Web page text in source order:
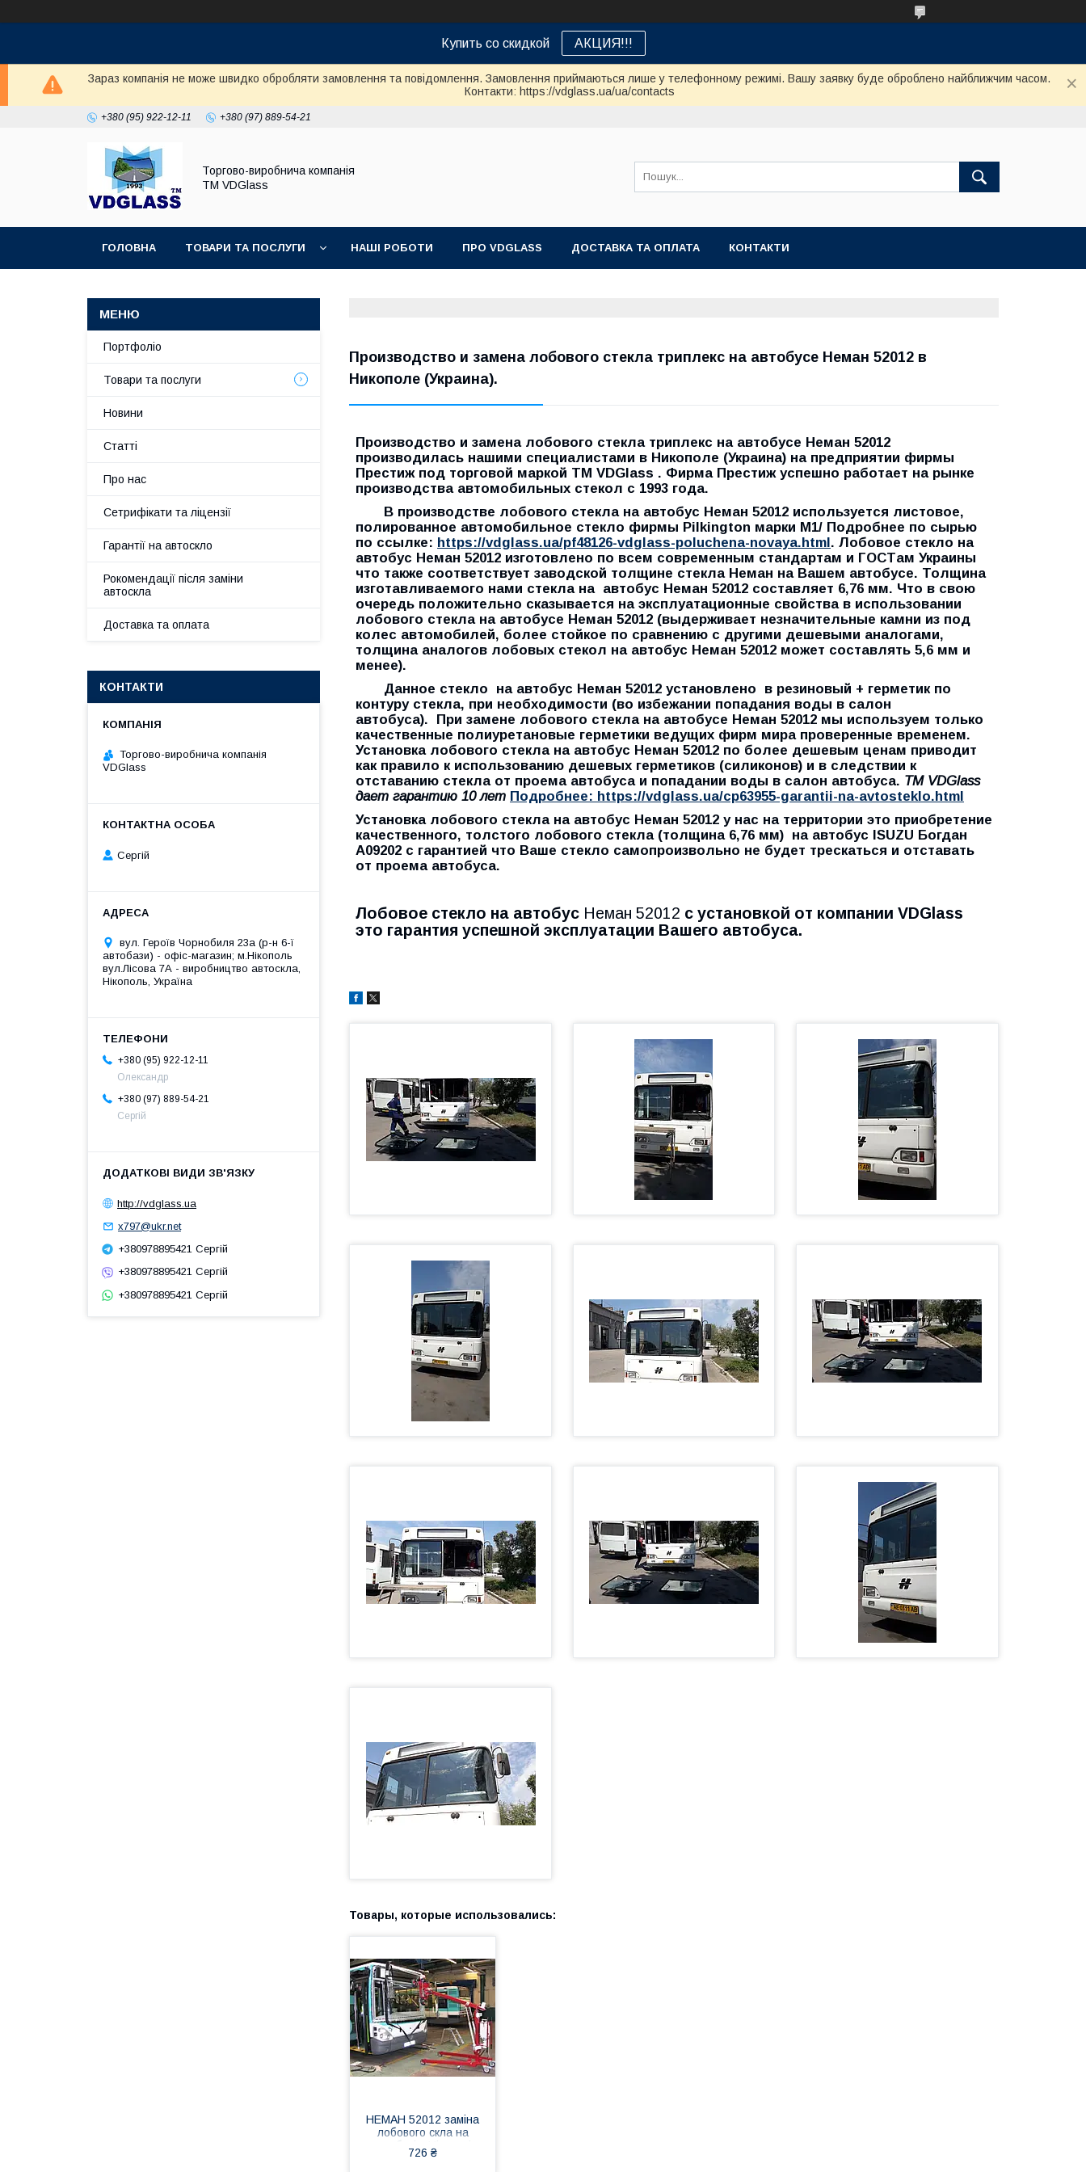
Купить со скидкой АКЦИЯ!!!
Зараз компанія не може швидко обробляти замовлення та повідомлення. Замовлення приймаються лише у телефонному режимі. Вашу заявку буде оброблено найближчим часом.
Контакти: https://vdglass.ua/ua/contacts
+380 (95) 922-12-11 +380 (97) 889-54-21
Торгово-виробнича компанія
ТМ VDGlass
ГОЛОВНА ТОВАРИ ТА ПОСЛУГИ НАШІ РОБОТИ ПРО VDGLASS ДОСТАВКА ТА ОПЛАТА КОНТАКТИ
Производство и замена лобового стекла триплекс на автобусе Неман 52012 в
Никополе (Украина).
Производство и замена лобового стекла триплекс на автобусе Неман 52012
производилась нашими специалистами в Никополе (Украина) на предприятии фирмы
Престиж под торговой маркой ТМ VDGlass . Фирма Престиж успешно работает на рынке
производства автомобильных стекол с 1993 года.
В производстве лобового стекла на автобус Неман 52012 используется листовое,
полированное автомобильное стекло фирмы Pilkington марки М1/ Подробнее по сырью
по ссылке: https://vdglass.ua/pf48126-vdglass-poluchena-novaya.html. Лобовое стекло на
автобус Неман 52012 изготовлено по всем современным стандартам и ГОСТам Украины
что также соответствует заводской толщине стекла Неман на Вашем автобусе. Толщина
изготавливаемого нами стекла на автобус Неман 52012 составляет 6,76 мм. Что в свою
очередь положительно сказывается на эксплуатационные свойства в использовании
лобового стекла на автобусе Неман 52012 (выдерживает незначительные камни из под
колес автомобилей, более стойкое по сравнению с другими дешевыми аналогами,
толщина аналогов лобовых стекол на автобус Неман 52012 может составлять 5,6 мм и
менее).
Данное стекло на автобус Неман 52012 установлено в резиновый + герметик по
контуру стекла, при необходимости (во избежании попадания воды в салон
автобуса). При замене лобового стекла на автобусе Неман 52012 мы используем только
качественные полиуретановые герметики ведущих фирм мира проверенные временем.
Установка лобового стекла на автобус Неман 52012 по более дешевым ценам приводит
как правило к использованию дешевых герметиков (силиконов) и в следствии к
отставанию стекла от проема автобуса и попадании воды в салон автобуса. TM VDGlass
дает гарантию 10 лет Подробнее: https://vdglass.ua/cp63955-garantii-na-avtosteklo.html
Установка лобового стекла на автобус Неман 52012 у нас на территории это приобретение
качественного, толстого лобового стекла (толщина 6,76 мм) на автобус ISUZU Богдан
A09202 с гарантией что Ваше стекло самопроизвольно не будет трескаться и отставать
от проема автобуса.
Лобовое стекло на автобус Неман 52012 с установкой от компании VDGlass
это гарантия успешной эксплуатации Вашего автобуса.
НЕМАН 52012 заміна
лобового скла на
автобусі в Нікополі,
Києві, Дніпрі
726 ₴
Портфоліо
Товари та послуги
Новини
Статті
Про нас
Сетрифікати та ліцензії
Гарантії на автоскло
Рокомендації після заміни
автоскла
Доставка та оплата
КОНТАКТИ
Торгово-виробнича компанія
VDGlass
Сергій
вул. Героїв Чорнобиля 23а (р-н 6-ї
автобази) - офіс-магазин; м.Нікополь
вул.Лісова 7А - виробництво автоскла,
Нікополь, Україна
+380 (95) 922-12-11
Олександр
+380 (97) 889-54-21
Сергій
http://vdglass.ua
x797@ukr.net
+380978895421 Сергій
+380978895421 Сергій
+380978895421 Сергій